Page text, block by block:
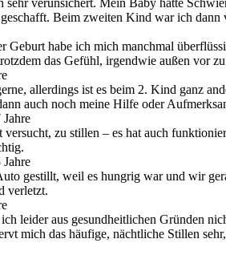
sehr verunsichert. Mein Baby hatte
Beim zweiten Kind war ich
Geburt habe ich mich manchmal
das Gefühl, irgendwie außen vor
allerdings ist es beim 2. Kind ganz
auch noch meine Hilfe oder
Jahre
versucht, zu stillen – es hat auch
Jahre
gestillt, weil es hungrig war und wir
verletzt.
leider aus gesundheitlichen Gründen
mich das häufige, nächtliche Stillen